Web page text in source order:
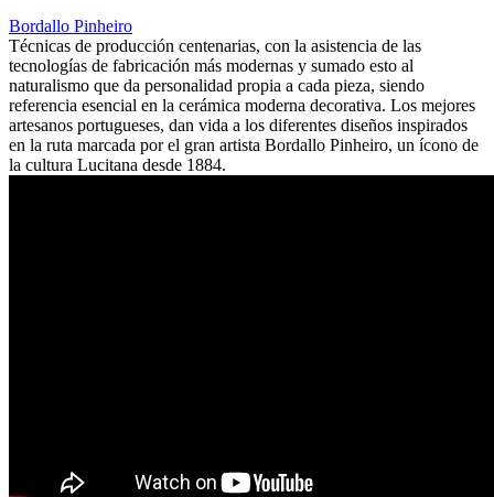
Bordallo Pinheiro
Técnicas de producción centenarias, con la asistencia de las
tecnologías de fabricación más modernas y sumado esto al
naturalismo que da personalidad propia a cada pieza, siendo
referencia esencial en la cerámica moderna decorativa. Los mejores
artesanos portugueses, dan vida a los diferentes diseños inspirados
en la ruta marcada por el gran artista Bordallo Pinheiro, un ícono de
la cultura Lucitana desde 1884.